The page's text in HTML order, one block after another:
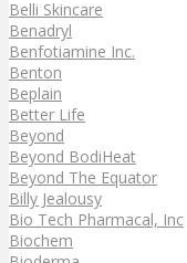
Belli Skincare
Benadryl
Benfotiamine Inc.
Benton
Beplain
Better Life
Beyond
Beyond BodiHeat
Beyond The Equator
Billy Jealousy
Bio Tech Pharmacal, Inc
Biochem